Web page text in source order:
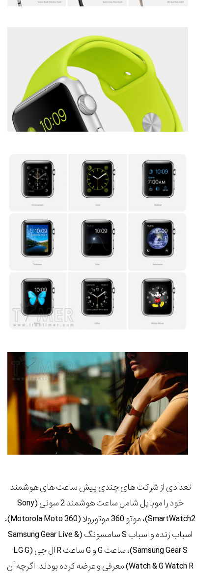
تعدادی از شرکت های چندی پیش ساعت های هوشمند
خود را موبایل شامل ساعت هوشمند 2 سونی (Sony
SmartWatch2)، موتو 360 موتورولا (Motorola Moto 360)،
اسباب زنده و اسباب S سامسونگ (Samsung Gear Live &
Samsung Gear S)، ساعت G و G ساعت R ال جی (LG G
Watch & G Watch R) معرفی و عرضه کرده بودند. اگرچه آن